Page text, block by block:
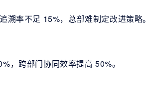
率不足 15%，总部难制定改进策略。
，跨部门协同效率提高 50%。